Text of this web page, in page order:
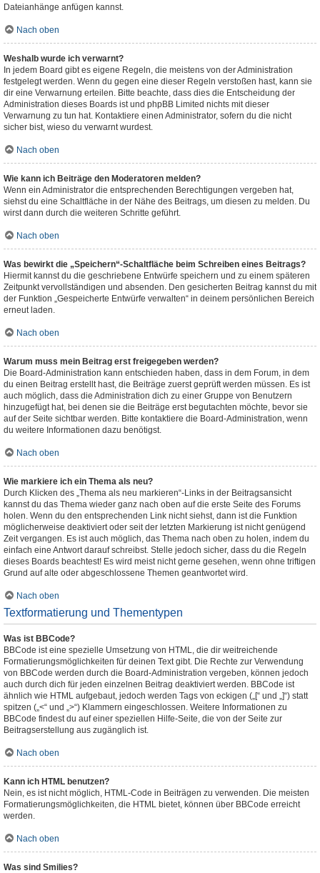
Dateianhänge anfügen kannst.
Nach oben
Weshalb wurde ich verwarnt?
In jedem Board gibt es eigene Regeln, die meistens von der Administration
festgelegt werden. Wenn du gegen eine dieser Regeln verstoßen hast, kann sie
dir eine Verwarnung erteilen. Bitte beachte, dass dies die Entscheidung der
Administration dieses Boards ist und phpBB Limited nichts mit dieser
Verwarnung zu tun hat. Kontaktiere einen Administrator, sofern du die nicht
sicher bist, wieso du verwarnt wurdest.
Nach oben
Wie kann ich Beiträge den Moderatoren melden?
Wenn ein Administrator die entsprechenden Berechtigungen vergeben hat,
siehst du eine Schaltfläche in der Nähe des Beitrags, um diesen zu melden. Du
wirst dann durch die weiteren Schritte geführt.
Nach oben
Was bewirkt die „Speichern“-Schaltfläche beim Schreiben eines Beitrags?
Hiermit kannst du die geschriebene Entwürfe speichern und zu einem späteren
Zeitpunkt vervollständigen und absenden. Den gesicherten Beitrag kannst du mit
der Funktion „Gespeicherte Entwürfe verwalten“ in deinem persönlichen Bereich
erneut laden.
Nach oben
Warum muss mein Beitrag erst freigegeben werden?
Die Board-Administration kann entschieden haben, dass in dem Forum, in dem
du einen Beitrag erstellt hast, die Beiträge zuerst geprüft werden müssen. Es ist
auch möglich, dass die Administration dich zu einer Gruppe von Benutzern
hinzugefügt hat, bei denen sie die Beiträge erst begutachten möchte, bevor sie
auf der Seite sichtbar werden. Bitte kontaktiere die Board-Administration, wenn
du weitere Informationen dazu benötigst.
Nach oben
Wie markiere ich ein Thema als neu?
Durch Klicken des „Thema als neu markieren“-Links in der Beitragsansicht
kannst du das Thema wieder ganz nach oben auf die erste Seite des Forums
holen. Wenn du den entsprechenden Link nicht siehst, dann ist die Funktion
möglicherweise deaktiviert oder seit der letzten Markierung ist nicht genügend
Zeit vergangen. Es ist auch möglich, das Thema nach oben zu holen, indem du
einfach eine Antwort darauf schreibst. Stelle jedoch sicher, dass du die Regeln
dieses Boards beachtest! Es wird meist nicht gerne gesehen, wenn ohne triftigen
Grund auf alte oder abgeschlossene Themen geantwortet wird.
Nach oben
Textformatierung und Thementypen
Was ist BBCode?
BBCode ist eine spezielle Umsetzung von HTML, die dir weitreichende
Formatierungsmöglichkeiten für deinen Text gibt. Die Rechte zur Verwendung
von BBCode werden durch die Board-Administration vergeben, können jedoch
auch durch dich für jeden einzelnen Beitrag deaktiviert werden. BBCode ist
ähnlich wie HTML aufgebaut, jedoch werden Tags von eckigen („[“ und „]“) statt
spitzen („<“ und „>“) Klammern eingeschlossen. Weitere Informationen zu
BBCode findest du auf einer speziellen Hilfe-Seite, die von der Seite zur
Beitragserstellung aus zugänglich ist.
Nach oben
Kann ich HTML benutzen?
Nein, es ist nicht möglich, HTML-Code in Beiträgen zu verwenden. Die meisten
Formatierungsmöglichkeiten, die HTML bietet, können über BBCode erreicht
werden.
Nach oben
Was sind Smilies?